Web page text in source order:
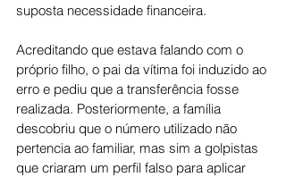
suposta necessidade financeira.
Acreditando que estava falando com o
próprio filho, o pai da vítima foi induzido ao
erro e pediu que a transferência fosse
realizada. Posteriormente, a família
descobriu que o número utilizado não
pertencia ao familiar, mas sim a golpistas
que criaram um perfil falso para aplicar